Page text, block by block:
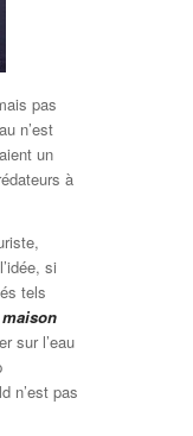
pas
n’est
un
à
si
tels
maison
sur l’eau
n’est pas